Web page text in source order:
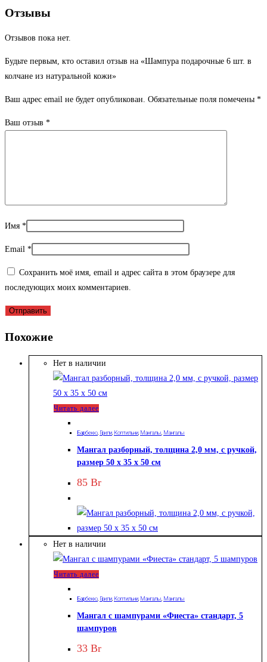
Отзывы
Отзывов пока нет.
Будьте первым, кто оставил отзыв на «Шампура подарочные 6 шт. в
колчане из натуральной кожи»
Ваш адрес email не будет опубликован. Обязательные поля помечены *
Ваш отзыв *
Имя *
Email *
Сохранить моё имя, email и адрес сайта в этом браузере для
последующих моих комментариев.
Похожие
Нет в наличии
Читать далее
Барбекю Грили Коптильни Мангалы Мангалы
Мангал разборный, толщина 2,0 мм, с ручкой,
размер 50 х 35 х 50 см
85 Br
Нет в наличии
Читать далее
Барбекю Грили Коптильни Мангалы Мангалы
Мангал с шампурами «Фиеста» cтандарт, 5
шампуров
33 Br